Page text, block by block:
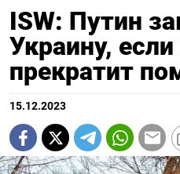
ISW: Путин
Украину,
прекратит
15.12.2023